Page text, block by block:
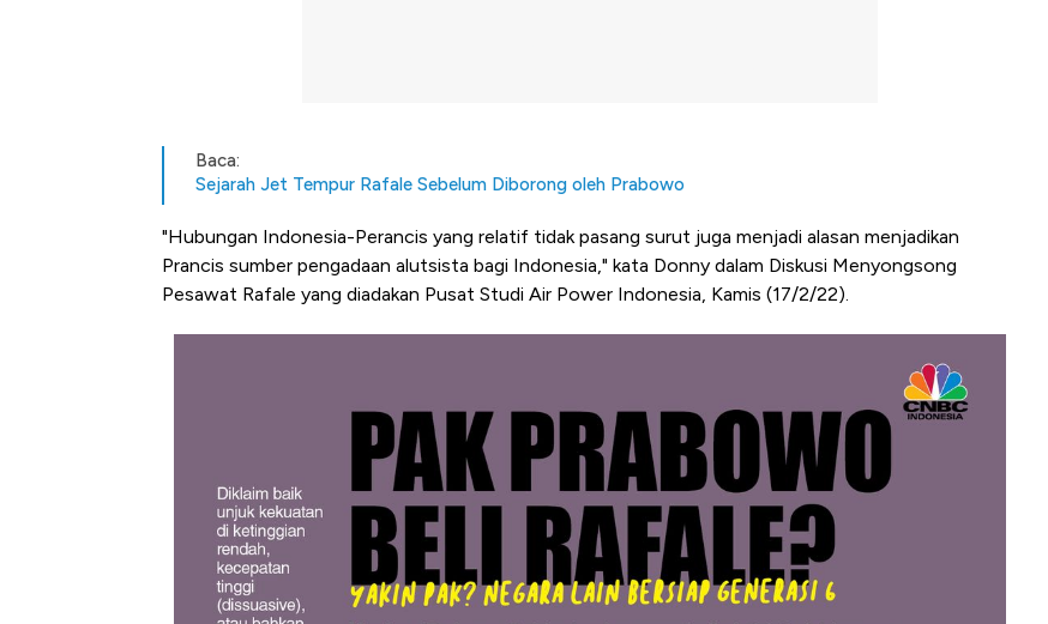
Baca:
Sejarah Jet Tempur Rafale Sebelum Diborong oleh Prabowo
"Hubungan Indonesia-Perancis yang relatif tidak pasang surut juga menjadi alasan menjadikan
Prancis sumber pengadaan alutsista bagi Indonesia," kata Donny dalam Diskusi Menyongsong
Pesawat Rafale yang diadakan Pusat Studi Air Power Indonesia, Kamis (17/2/22).
Kongo Tutup Keran Ekspor, Harga
Adu Panas Kinerja Emiten Minyak RI,